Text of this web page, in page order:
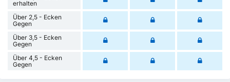
erhalten
Über 2,5 - Ecken
Gegen
Über 3,5 - Ecken
Gegen
Über 4,5 - Ecken
Gegen